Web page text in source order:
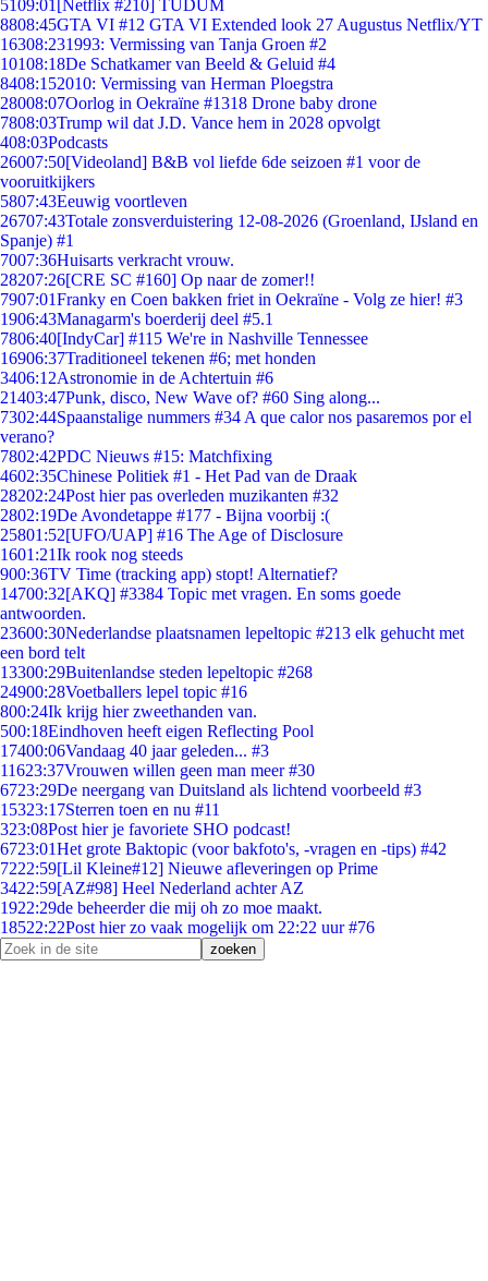
5109:01 [Netflix #210] TUDUM
8808:45GTA VI #12 GTA VI Extended look 27 Augustus Netflix/YT
16308:231993: Vermissing van Tanja Groen #2
10108:18De Schatkamer van Beeld & Geluid #4
8408:152010: Vermissing van Herman Ploegstra
28008:07Oorlog in Oekraïne #1318 Drone baby drone
7808:03Trump wil dat J.D. Vance hem in 2028 opvolgt
408:03Podcasts
26007:50[Videoland] B&B vol liefde 6de seizoen #1 voor de
vooruitkijkers
5807:43Eeuwig voortleven
26707:43Totale zonsverduistering 12-08-2026 (Groenland, IJsland en
Spanje) #1
7007:36Huisarts verkracht vrouw.
28207:26[CRE SC #160] Op naar de zomer!!
7907:01Franky en Coen bakken friet in Oekraïne - Volg ze hier! #3
1906:43Managarm's boerderij deel #5.1
7806:40[IndyCar] #115 We're in Nashville Tennessee
16906:37Traditioneel tekenen #6; met honden
3406:12Astronomie in de Achtertuin #6
21403:47Punk, disco, New Wave of? #60 Sing along...
7302:44Spaanstalige nummers #34 A que calor nos pasaremos por el
verano?
7802:42PDC Nieuws #15: Matchfixing
4602:35Chinese Politiek #1 - Het Pad van de Draak
28202:24Post hier pas overleden muzikanten #32
2802:19De Avondetappe #177 - Bijna voorbij :(
25801:52[UFO/UAP] #16 The Age of Disclosure
1601:21Ik rook nog steeds
900:36TV Time (tracking app) stopt! Alternatief?
14700:32[AKQ] #3384 Topic met vragen. En soms goede
antwoorden.
23600:30Nederlandse plaatsnamen lepeltopic #213 elk gehucht met
een bord telt
13300:29Buitenlandse steden lepeltopic #268
24900:28Voetballers lepel topic #16
800:24Ik krijg hier zweethanden van.
500:18Eindhoven heeft eigen Reflecting Pool
17400:06Vandaag 40 jaar geleden... #3
11623:37Vrouwen willen geen man meer #30
6723:29De neergang van Duitsland als lichtend voorbeeld #3
15323:17Sterren toen en nu #11
323:08Post hier je favoriete SHO podcast!
6723:01Het grote Baktopic (voor bakfoto's, -vragen en -tips) #42
7222:59[Lil Kleine#12] Nieuwe afleveringen op Prime
3422:59[AZ#98] Heel Nederland achter AZ
1922:29de beheerder die mij oh zo moe maakt.
18522:22Post hier zo vaak mogelijk om 22:22 uur #76